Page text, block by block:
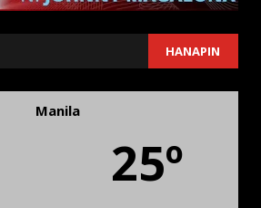
HANAPIN
Manila
25º